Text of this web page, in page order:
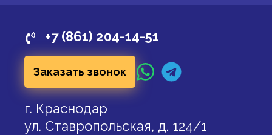
+7 (861) 204-14-51
Заказать звонок
г. Краснодар
ул. Ставропольская, д. 124/1